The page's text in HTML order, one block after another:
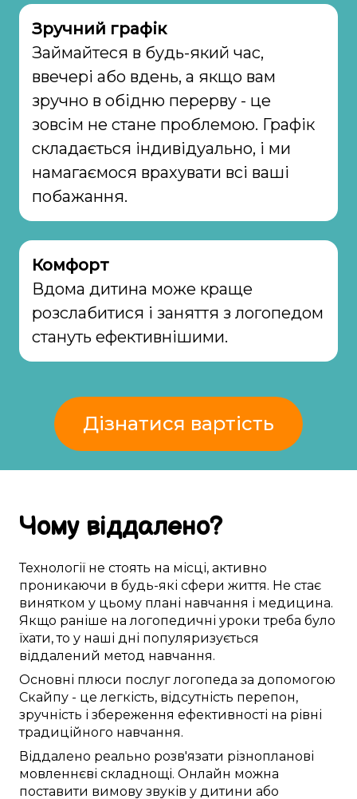
Зручний графік
Займайтеся в будь-який час,
ввечері або вдень, а якщо вам
зручно в обідню перерву - це
зовсім не стане проблемою. Графік
складається індивідуально, і ми
намагаємося врахувати всі ваші
побажання.
Комфорт
Вдома дитина може краще
розслабитися і заняття з логопедом
стануть ефективнішими.
Дізнатися вартість
Чому віддалено?
Технології не стоять на місці, активно
проникаючи в будь-які сфери життя. Не стає
винятком у цьому плані навчання і медицина.
Якщо раніше налогопедичні уроки треба було
їхати, то у наші дні популяризується
віддалений метод навчання.
Основні плюси послуг логопеда за допомогою
Скайпу - целегкість, відсутність перепон,
зручність і збереження ефективності на рівні
традиційного навчання.
Віддалено реально розв'язати різнопланові
мовленнєві складнощі. Онлайн можна
поставити вимову звуків у дитини або